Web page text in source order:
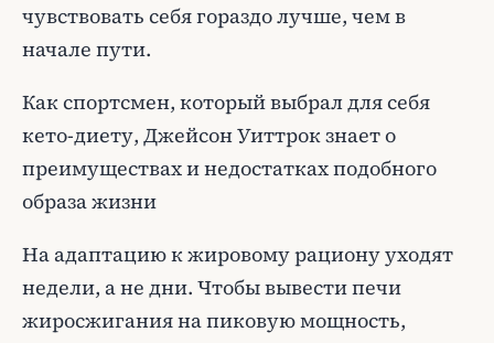
чувствовать себя гораздо лучше, чем в
начале пути.
Как спортсмен, который выбрал для себя
кето-диету, Джейсон Уиттрок знает о
преимуществах и недостатках подобного
образа жизни
На адаптацию к жировому рациону уходят
недели, а не дни. Чтобы вывести печи
жиросжигания на пиковую мощность,